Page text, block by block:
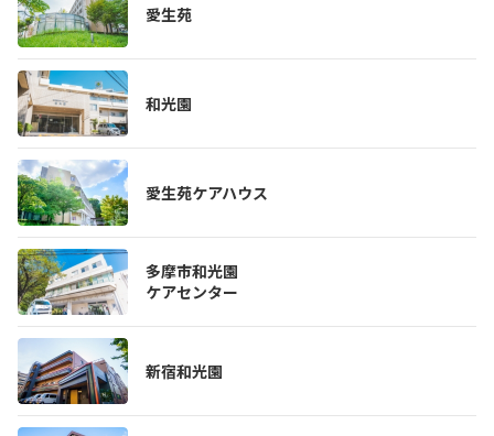
愛生苑
和光園
愛生苑ケアハウス
多摩市和光園
ケアセンター
新宿和光園